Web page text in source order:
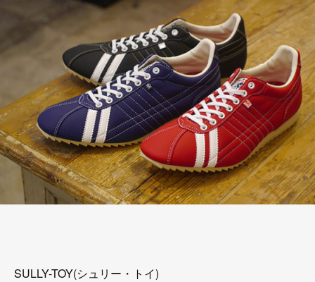
SULLY-TOY(シュリー・トイ)